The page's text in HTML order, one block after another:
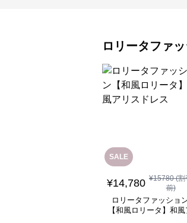
ロリータファ
SALE
¥14,780 ¥15780(割
前)
ロリータファッショ
【和風ロリータ】和風